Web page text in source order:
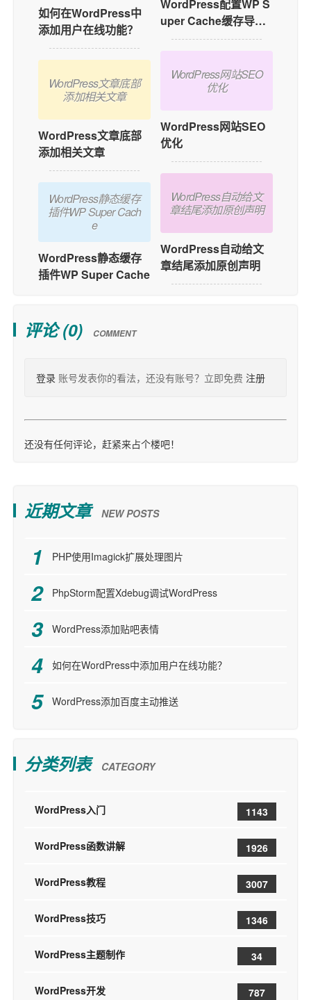
如何在WordPress中
添加用户在线功能？
WordPress文章底部
添加相关文章
WordPress文章底部
添加相关文章
WordPress静态缓存
插件WP Super Cach
e
WordPress静态缓存
插件WP Super Cache
WordPress配置WP S
uper Cache缓存导致
不计数的问题
WordPress网站SEO
优化
WordPress网站SEO
优化
WordPress自动给文
章结尾添加原创声明
WordPress自动给文
章结尾添加原创声明
评论 (0) COMMENT
登录 账号发表你的看法，还没有账号？立即免费 注册
还没有任何评论，赶紧来占个楼吧！
近期文章 NEW POSTS
PHP使用Imagick扩展处理图片
PhpStorm配置Xdebug调试WordPress
WordPress添加贴吧表情
如何在WordPress中添加用户在线功能？
WordPress添加百度主动推送
分类列表 CATEGORY
WordPress入门 1143
WordPress函数讲解 1926
WordPress教程 3007
WordPress技巧 1346
WordPress主题制作 34
WordPress开发 787